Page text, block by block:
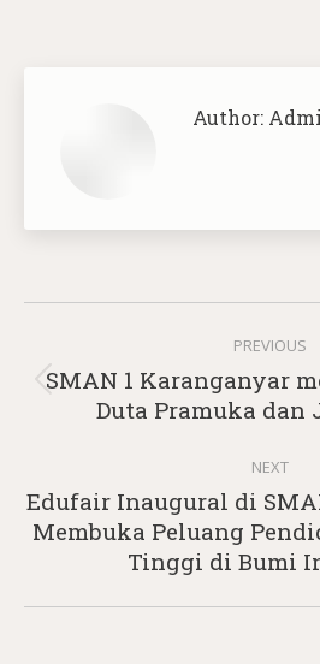
Author:
navigation
PREVIOUS
post:
SMAN 1 Karanganyar
Duta Pramuka dan
NEXT
Next
post:
Edufair Inaugural di
Membuka Peluang
Tinggi di Bumi